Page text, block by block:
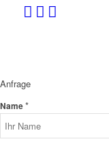
Anfrage
Name*